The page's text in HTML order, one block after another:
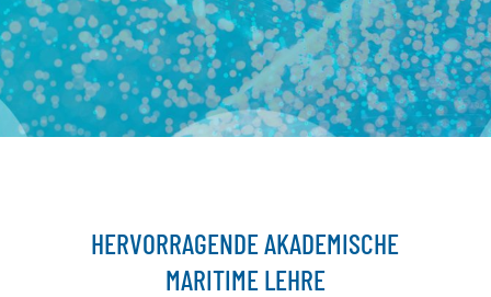
HERVORRAGENDE AKADEMISCHE
MARITIME LEHRE